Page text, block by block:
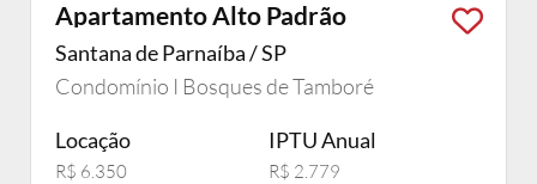
Apartamento Alto Padrão
Santana de Parnaíba / SP
Condomínio I Bosques de Tamboré
Locação
R$ 6.350
IPTU Anual
R$ 2.779